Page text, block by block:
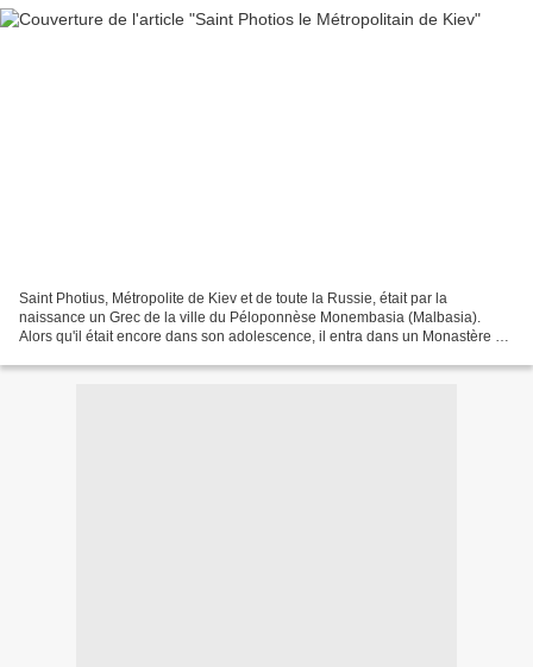
Saint Photius, Métropolite de Kiev et de toute la Russie, était par la
naissance un Grec de la ville du Péloponnèse Monembasia (Malbasia).
Alors qu'il était encore dans son adolescence, il entra dans un Monastère et